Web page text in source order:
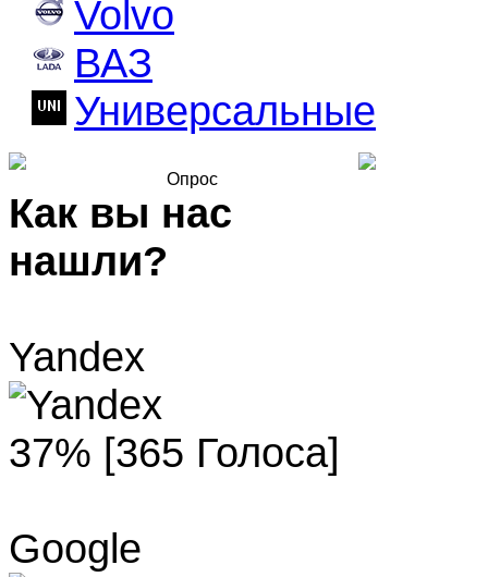
Volvo
ВАЗ
Универсальные
Опрос
Как вы нас
нашли?
Yandex
37% [365 Голоса]
Google